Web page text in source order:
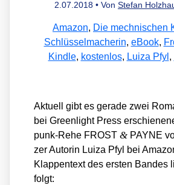
2.07.2018 • Von Stefan
Amazon, Die mechnischen
Schlüsselmacherin, eBook,
Kindle, kostenlos, Luiza Pfyl ,
Aktu­ell gibt es gera­de zwei
bei Green­light Press
punk-Rehe FROST& PAYNE
zer Autorin Lui­za Pfyl bei
Klap­pen­text des ers­ten Ban­des
folgt: